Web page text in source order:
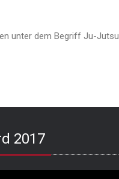
unter dem Begriff Ju-Jutsu
2017